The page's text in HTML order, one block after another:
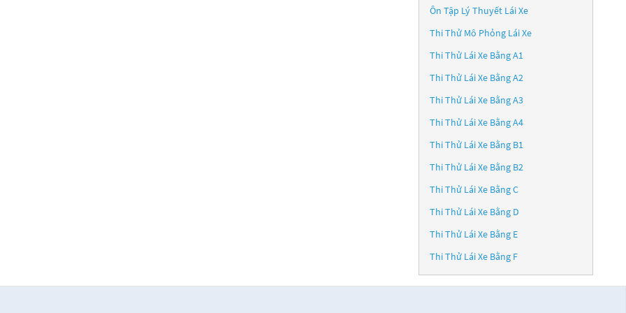
Ôn Tập Lý Thuyết Lái Xe
Thi Thử Mô Phỏng Lái Xe
Thi Thử Lái Xe Bằng A1
Thi Thử Lái Xe Bằng A2
Thi Thử Lái Xe Bằng A3
Thi Thử Lái Xe Bằng A4
Thi Thử Lái Xe Bằng B1
Thi Thử Lái Xe Bằng B2
Thi Thử Lái Xe Bằng C
Thi Thử Lái Xe Bằng D
Thi Thử Lái Xe Bằng E
Thi Thử Lái Xe Bằng F